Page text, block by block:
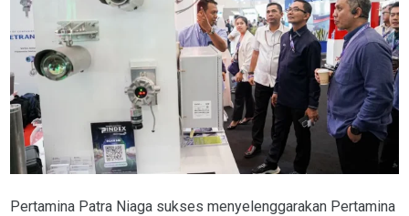
Pertamina Patra Niaga sukses menyelenggarakan Pertamina